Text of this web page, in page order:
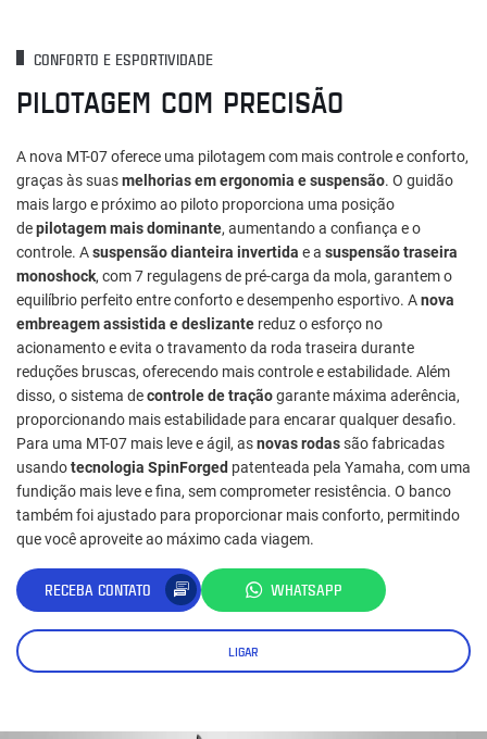
CONFORTO E ESPORTIVIDADE
PILOTAGEM COM PRECISÃO
A nova MT-07 oferece uma pilotagem com mais controle e conforto,
graças às suasmelhorias em ergonomia e suspensão. O guidão
mais largo e próximo ao piloto proporciona uma posição
depilotagem mais dominante, aumentando a confiança e o
controle. Asuspensão dianteira invertida e a suspensão traseira
monoshock, com 7 regulagens de pré-carga da mola, garantem o
equilíbrio perfeito entre conforto e desempenho esportivo. Anova
embreagem assistida e deslizante reduz o esforço no
acionamento e evita o travamento da roda traseira durante
reduções bruscas, oferecendo mais controle e estabilidade. Além
disso, o sistema decontrole de traçãogarante máxima aderência,
proporcionando mais estabilidade para encarar qualquer desafio.
Para uma MT-07 mais leve e ágil, asnovas rodassão fabricadas
usandotecnologia SpinForged patenteada pela Yamaha, com uma
fundição mais leve e fina, sem comprometer resistência. O banco
também foi ajustado para proporcionar mais conforto, permitindo
que você aproveite ao máximo cada viagem.
RECEBA CONTATO WHATSAPP
LIGAR